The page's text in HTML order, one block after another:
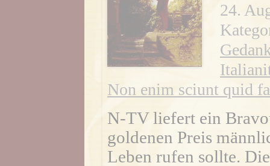
24.
Non enim sciunt quid
N-TV liefert ein
goldenen Preis
Leben rufen sollte.